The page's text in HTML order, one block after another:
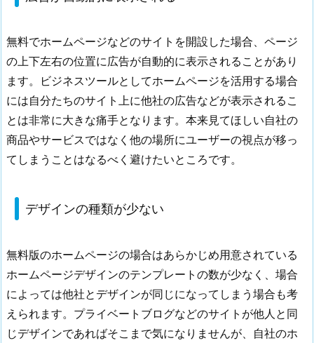
自
動
的
に
表
示
る
2.
ザ
イ
ン
の
無料でホームページなどのサイトを開設した場合、ページ
の上下左右の位置に広告が自動的に表示されることがあり
ます。ビジネスツールとしてホームページを活用する場合
には自分たちのサイト上に他社の広告などが表示されるこ
とは非常に大きな痛手となります。本来見てほしい自社の
商品やサービスではなく他の場所にユーザーの視点が移っ
てしまうことはなるべく避けたいところです。
デザインの種類が少ない
無料版のホームページの場合はあらかじめ用意されている
ホームページデザインのテンプレートの数が少なく、場合
によっては他社とデザインが同じになってしまう場合も考
えられます。プライベートブログなどのサイトが他人と同
じデザインであればそこまで気になりませんが、自社のホ